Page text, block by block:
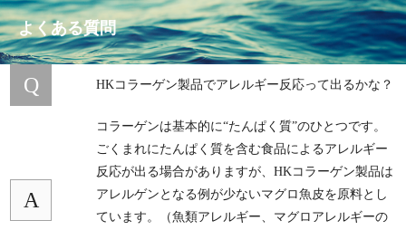
よくある質問
Q HKコラーゲン製品でアレルギー反応って出るかな？
A
コラーゲンは基本的に“たんぱく質”のひとつです。
ごくまれにたんぱく質を含む食品によるアレルギー
反応が出る場合がありますが、HKコラーゲン製品は
アレルゲンとなる例が少ないマグロ魚皮を原料とし
ています。（魚類アレルギー、マグロアレルギーの